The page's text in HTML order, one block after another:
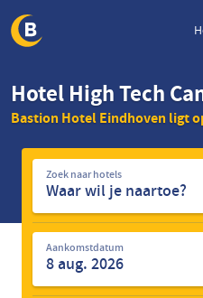
naar
inhoud
Hotel High Tech
Bastion Hotel Eindhoven ligt
Zoek
naar
hotels
Zoek naar hotels
Aankomstdatum